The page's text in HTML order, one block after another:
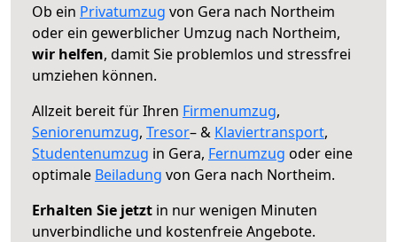
Ob ein Privatumzug von Gera nach Northeim
oder ein gewerblicher Umzug nach Northeim,
wir helfen, damit Sie problemlos und stressfrei
umziehen können.
Allzeit bereit für Ihren Firmenumzug,
Seniorenumzug, Tresor– & Klaviertransport,
Studentenumzug in Gera, Fernumzug oder eine
optimale Beiladung von Gera nach Northeim.
Erhalten Sie jetzt in nur wenigen Minuten
unverbindliche und kostenfreie Angebote.